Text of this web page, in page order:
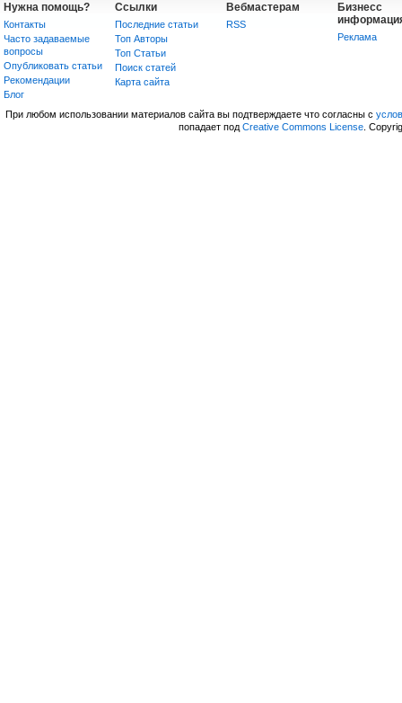
Нужна помощь?
Контакты
Часто задаваемые
вопросы
Опубликовать статьи
Рекомендации
Блог
Ссылки
Последние статьи
Топ Авторы
Топ Статьи
Поиск статей
Карта сайта
Вебмастерам
RSS
Бизнесс
Реклама
При любом использовании материалов сайта вы подтверждаете что согласны с
попадает под Creative Commons License.